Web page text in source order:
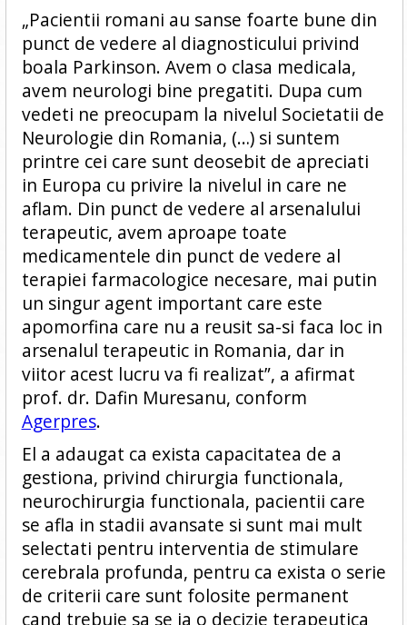
„Pacientii romani au sanse foarte bune din
punct de vedere al diagnosticului privind
boala Parkinson. Avem o clasa medicala,
avem neurologi bine pregatiti. Dupa cum
vedeti ne preocupam la nivelul Societatii de
Neurologie din Romania, (…) si suntem
printre cei care sunt deosebit de apreciati
in Europa cu privire la nivelul in care ne
aflam. Din punct de vedere al arsenalului
terapeutic, avem aproape toate
medicamentele din punct de vedere al
terapiei farmacologice necesare, mai putin
un singur agent important care este
apomorfina care nu a reusit sa-si faca loc in
arsenalul terapeutic in Romania, dar in
viitor acest lucru va fi realizat”, a afirmat
prof. dr. Dafin Muresanu, conform
Agerpres.
El a adaugat ca exista capacitatea de a
gestiona, privind chirurgia functionala,
neurochirurgia functionala, pacientii care
se afla in stadii avansate si sunt mai mult
selectati pentru interventia de stimulare
cerebrala profunda, pentru ca exista o serie
de criterii care sunt folosite permanent
cand trebuie sa se ia o decizie terapeutica